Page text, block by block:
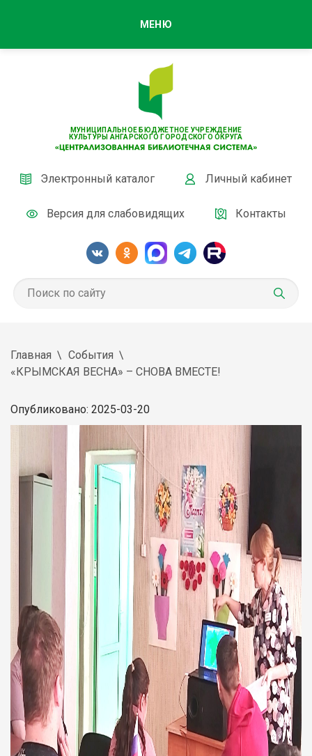
МУНИЦИПАЛЬНОЕ БЮДЖЕТНОЕ УЧРЕЖДЕНИЕ
КУЛЬТУРЫ АНГАРСКОГО ГОРОДСКОГО ОКРУГА
Электронный каталог Личный кабинет
Версия для слабовидящих Контакты
МЕНЮ
Главная
События
«КРЫМСКАЯ ВЕСНА» – СНОВА ВМЕСТЕ!
Опубликовано: 2025-03-20